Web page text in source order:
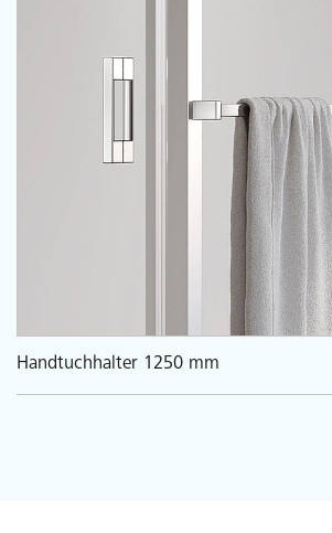
Handtuchhalter 1250 mm